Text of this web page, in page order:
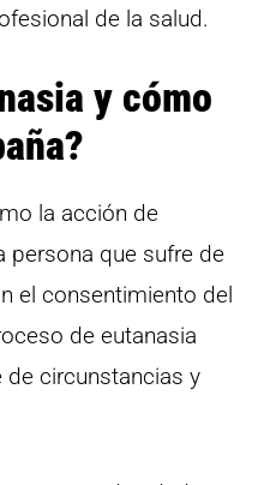
de la salud.
y cómo
la acción de
persona que sufre de
el consentimiento del
de eutanasia
de circunstancias y